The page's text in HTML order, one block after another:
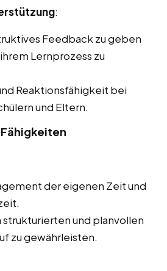
:
Feedback zu geben
Lernprozess zu
Reaktionsfähigkeit bei
und Eltern.
der eigenen Zeit und
strukturierten und planvollen
zu gewährleisten.